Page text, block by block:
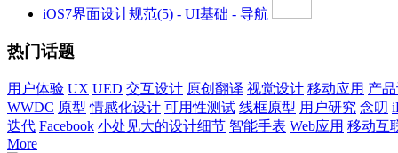
iOS7界面设计规范(5) - UI基础 - 导航
热门话题
用户体验 UX UED 交互设计 原创翻译 视觉设计 移动应用 产
WWDC 原型 情感化设计 可用性测试 线框原型 用户研究 念叨
迭代 Facebook 小处见大的设计细节 智能手表 Web应用 移动互
More